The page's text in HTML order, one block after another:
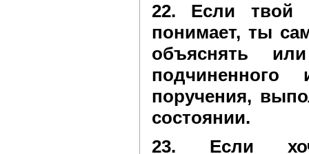
22. Если твой
понимает, ты
объяснять
поручения,
состоянии.
23. Если